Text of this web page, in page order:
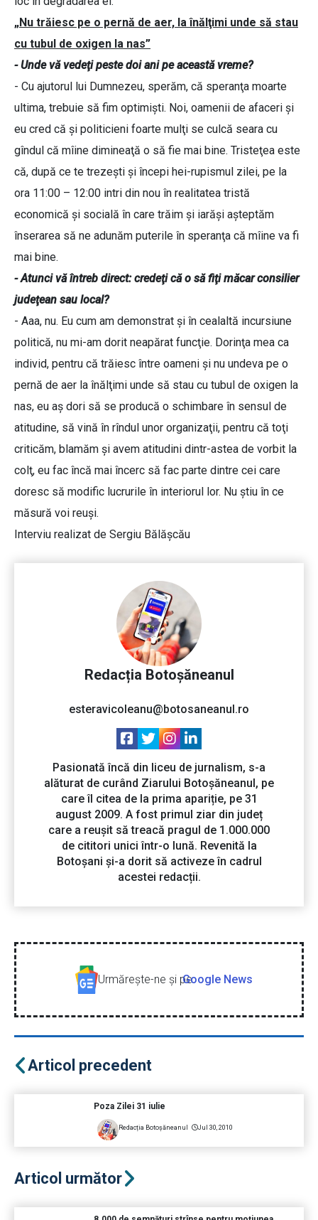
„Nu trăiesc pe o pernă de aer, la înălţimi unde să stau
cu tubul de oxigen la nas”
- Unde vă vedeţi peste doi ani pe această vreme?
- Cu ajutorul lui Dumnezeu, sperăm, că speranţa moarte
ultima, trebuie să fim optimişti. Noi, oamenii de afaceri şi
eu cred că şi politicieni foarte mulţi se culcă seara cu
gîndul că mîine dimineaţă o să fie mai bine. Tristeţea este
că, după ce te trezeşti şi începi hei-rupismul zilei, pe la
ora 11:00 – 12:00 intri din nou în realitatea tristă
economică şi socială în care trăim şi iarăşi aşteptăm
înserarea să ne adunăm puterile în speranţa că mîine va fi
mai bine.
- Atunci vă întreb direct: credeţi că o să fiţi măcar consilier
judeţean sau local?
- Aaa, nu. Eu cum am demonstrat şi în cealaltă incursiune
politică, nu mi-am dorit neapărat funcţie. Dorinţa mea ca
individ, pentru că trăiesc între oameni şi nu undeva pe o
pernă de aer la înălţimi unde să stau cu tubul de oxigen la
nas, eu aş dori să se producă o schimbare în sensul de
atitudine, să vină în rîndul unor organizaţii, pentru că toţi
criticăm, blamăm şi avem atitudini dintr-astea de vorbit la
colţ, eu fac încă mai încerc să fac parte dintre cei care
doresc să modific lucrurile în interiorul lor. Nu ştiu în ce
măsură voi reuşi.
Interviu realizat de Sergiu Bălăşcău
Redacția Botoșăneanul
esteravicoleanu@botosaneanul.ro
Pasionată încă din liceu de jurnalism, s-a
alăturat de curând Ziarului Botoșăneanul, pe
care îl citea de la prima apariție, pe 31
august 2009. A fost primul ziar din județ
care a reușit să treacă pragul de 1.000.000
de cititori unici într-o lună. Revenită la
Botoșani și-a dorit să activeze în cadrul
acestei redacții.
Urmăreşte-ne şi peGoogle News
Articol precedent
Poza Zilei 31 iulie
Redacția Botoșăneanul Jul 30, 2010
Articol următor